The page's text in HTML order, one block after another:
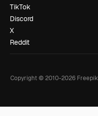
TikTok
Discord
X
Reddit
Copyright © 2010-2026Freepik